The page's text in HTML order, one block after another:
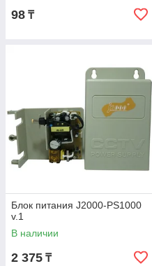
98 ₸
Блок питания J2000-PS1000
v.1
В наличии
2 375 ₸